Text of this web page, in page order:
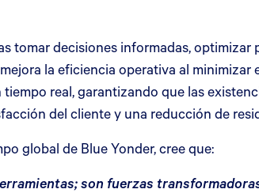
tomar decisiones informadas,
la eficiencia operativa al
real, garantizando que las
del cliente y una reducción de
global de Blue Yonder, cree que:
son fuerzas